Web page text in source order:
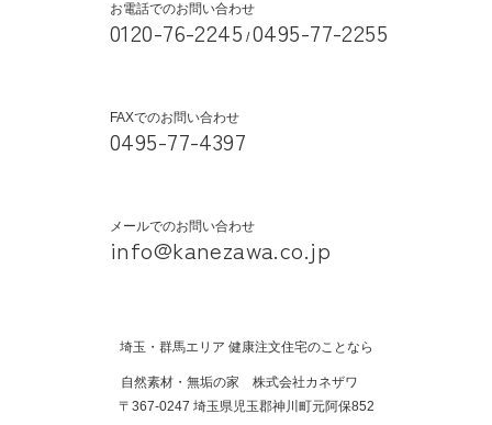
お電話でのお問い合わせ
0120-76-2245 /0495-77-2255
FAXでのお問い合わせ
0495-77-4397
メールでのお問い合わせ
info@kanezawa.co.jp
埼玉・群馬エリア 健康注文住宅のことなら
自然素材・無垢の家 株式会社カネザワ
〒367-0247 埼玉県児玉郡神川町元阿保852